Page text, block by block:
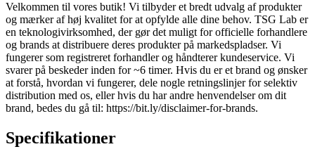
Velkommen til vores butik! Vi tilbyder et bredt udvalg af produkter
og mærker af høj kvalitet for at opfylde alle dine behov. TSG Lab er
en teknologivirksomhed, der gør det muligt for officielle forhandlere
og brands at distribuere deres produkter på markedspladser. Vi
fungerer som registreret forhandler og håndterer kundeservice. Vi
svarer på beskeder inden for ~6 timer. Hvis du er et brand og ønsker
at forstå, hvordan vi fungerer, dele nogle retningslinjer for selektiv
distribution med os, eller hvis du har andre henvendelser om dit
brand, bedes du gå til: https://bit.ly/disclaimer-for-brands.
Specifikationer